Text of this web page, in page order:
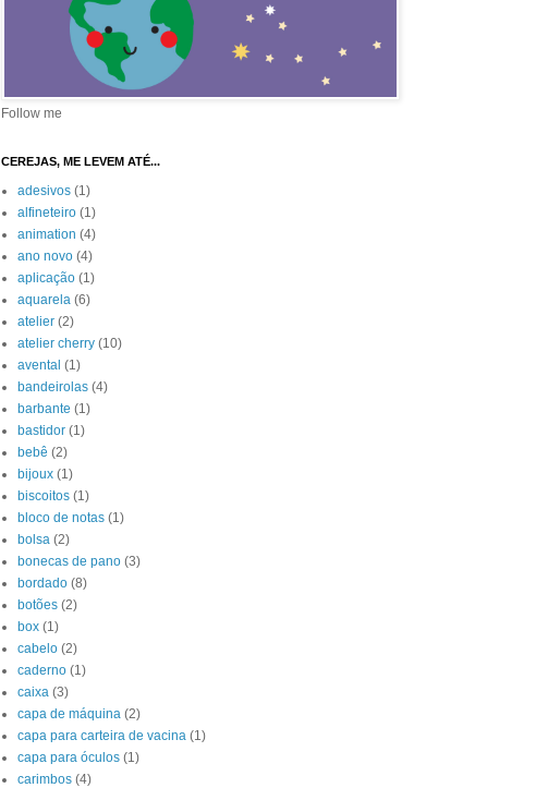
Follow me
CEREJAS, ME LEVEM ATÉ...
adesivos (1)
alfineteiro (1)
animation (4)
ano novo (4)
aplicação (1)
aquarela (6)
atelier (2)
atelier cherry (10)
avental (1)
bandeirolas (4)
barbante (1)
bastidor (1)
bebê (2)
bijoux (1)
biscoitos (1)
bloco de notas (1)
bolsa (2)
bonecas de pano (3)
bordado (8)
botões (2)
box (1)
cabelo (2)
caderno (1)
caixa (3)
capa de máquina (2)
capa para carteira de vacina (1)
capa para óculos (1)
carimbos (4)